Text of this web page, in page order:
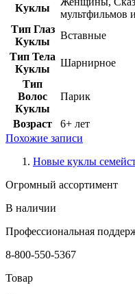
Куклы
мультфильмов
Тип Глаз
Куклы
Вставные
Тип Тела
Куклы
Шарнирное
Тип
Волос
Куклы
Парик
Возраст
6+ лет
Похожие записи
Новые куклы
Огромный ассортимент
В наличии
Профессиональная
8-800-550-5367
Товар